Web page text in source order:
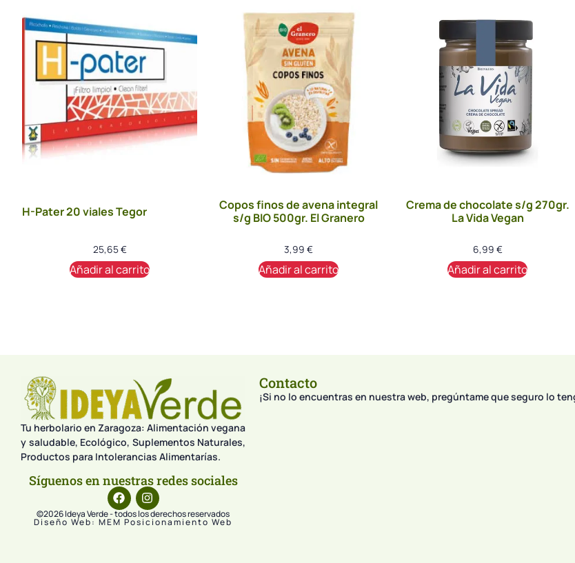
H-Pater 20 viales Tegor
25,65€
Añadir al carrito
Copos finos de avena integral
s/g BIO 500gr. El Granero
3,99 €
Añadir al carrito
Crema de chocolate s/g 270gr.
La Vida Vegan
6,99 €
Añadir al carrito
Tu herbolario en Zaragoza: Alimentación vegana
y saludable, Ecológico, Suplementos Naturales,
Productos para Intolerancias Alimentarías.
Síguenos en nuestras redes sociales
©2026 Ideya Verde - todos los derechos reservados
Diseño Web: MEM Posicionamiento Web
Contacto
¡Si no lo encuentras en nuestra web, pregúntame que seguro lo